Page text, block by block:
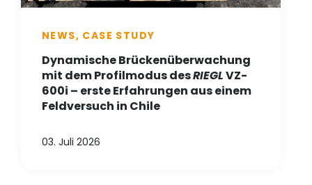
NEWS, CASE STUDY
Dynamische Brückenüberwachung
mit dem Profilmodus desRIEGLVZ-
600i – erste Erfahrungen aus einem
Feldversuch in Chile
03. Juli 2026